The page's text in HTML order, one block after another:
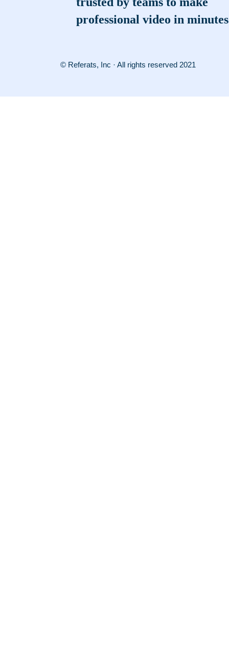
professional video in minutes
© Referats, Inc · All rights reserved 2021